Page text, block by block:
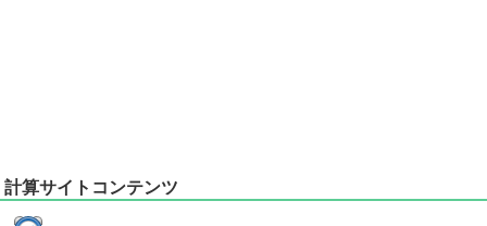
計算サイトコンテンツ